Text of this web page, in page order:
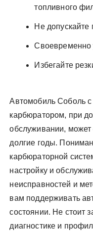
топливного
Не допускайте
Своевременно
Избегайте
Автомобиль Соболь с
карбюратором, при
обслуживании,
долгие годы.
карбюраторной
настройку и
неисправностей и
вам поддерживать
состоянии. Не стоит
диагностике и